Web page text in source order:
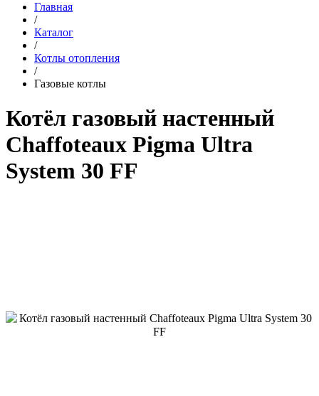
Главная
/
Каталог
/
Котлы отопления
/
Газовые котлы
Котёл газовый настенный
Chaffoteaux Pigma Ultra
System 30 FF